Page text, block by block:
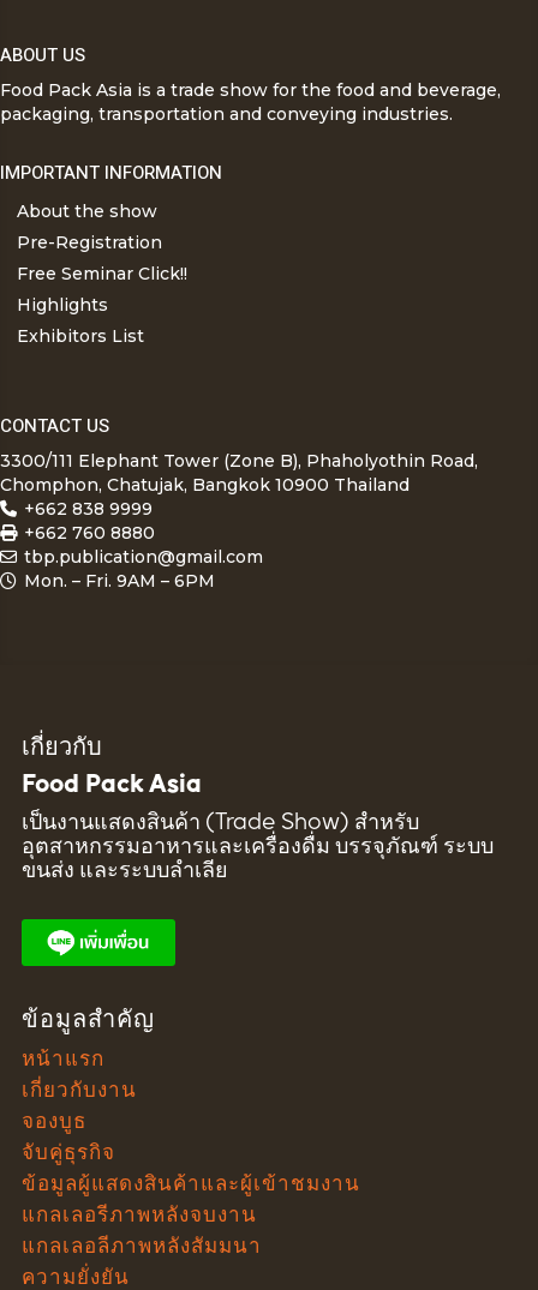
ABOUT US
Food Pack Asia is a trade show for the food and beverage,
packaging, transportation and conveying industries.
IMPORTANT INFORMATION
About the show
Pre-Registration
Free Seminar Click!!
Highlights
Exhibitors List
CONTACT US
3300/111 Elephant Tower (Zone B), Phaholyothin Road,
Chomphon, Chatujak, Bangkok 10900 Thailand
+662 838 9999
+662 760 8880
tbp.publication@gmail.com
Mon. – Fri. 9AM – 6PM
เกี่ยวกับ
Food Pack Asia
เป็นงานแสดงสินค้า (Trade Show) สำหรับ
อุตสาหกรรมอาหารและเครื่องดื่ม บรรจุภัณฑ์ ระบบ
ขนส่ง และระบบลำเลีย
ข้อมูลสำคัญ
หน้าแรก
เกี่ยวกับงาน
จองบูธ
จับคู่ธุรกิจ
ข้อมูลผู้แสดงสินค้าและผู้เข้าชมงาน
แกลเลอรีภาพหลังจบงาน
แกลเลอลีภาพหลังสัมมนา
ความยั่งยัน